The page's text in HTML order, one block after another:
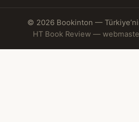
© 2026 Bookinton —
HT Book Review —